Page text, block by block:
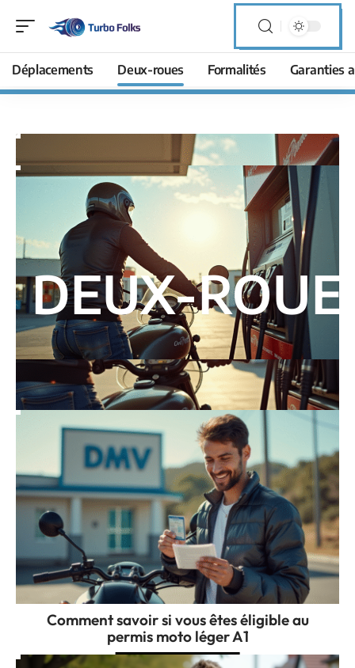
Déplacements Deux-roues Formalités Garanties
DEUX-
Moto : pourquoi votre consommation de
carburant grimpe sans raison apparente
Comment savoir si vous êtes éligible au
permis moto léger A1